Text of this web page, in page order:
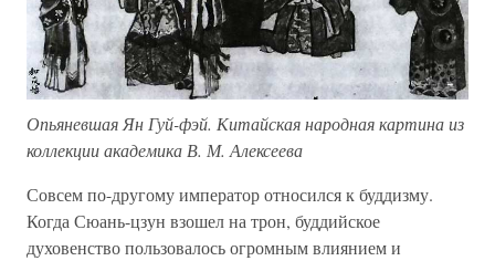
Опьяневшая Ян Гуй-фэй. Китайская народная картина из
коллекции академика В. М. Алексеева
Совсем по-другому император относился к буддизму.
Когда Сюань-цзун взошел на трон, буддийское
духовенство пользовалось огромным влиянием и